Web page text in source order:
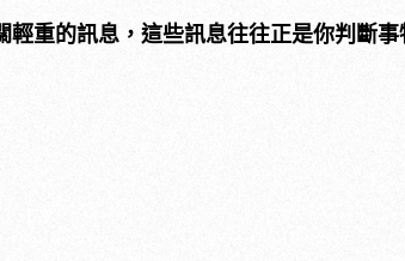
重的訊息，這些訊息往往正是你判斷事